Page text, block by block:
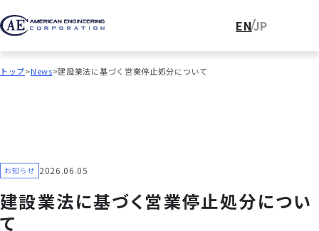
ENJP
トップ News 建設業法に基づく営業停止処分について
お知らせ 2026.06.05
建設業法に基づく営業停止処分につい
て